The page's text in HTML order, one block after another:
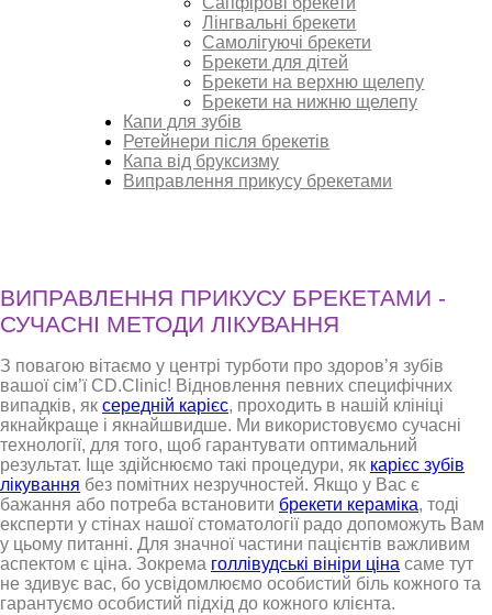
Лінгвальні брекети
Самолігуючі брекети
Брекети для дітей
Брекети на верхню щелепу
Брекети на нижню щелепу
Капи для зубів
Ретейнери після брекетів
Капа від бруксизму
Виправлення прикусу брекетами
ВИПРАВЛЕННЯ ПРИКУСУ БРЕКЕТАМИ -
СУЧАСНІ МЕТОДИ ЛІКУВАННЯ
З повагою вітаємо у центрі турботи про здоров’я зубів
вашої сім’ї CD.Clinic! Відновлення певних специфічних
випадків, як середній карієс, проходить в нашій клініці
якнайкраще і якнайшвидше. Ми використовуємо сучасні
технології, для того, щоб гарантувати оптимальний
результат. Іще здійснюємо такі процедури, як карієс зубів
лікування без помітних незручностей. Якщо у Вас є
бажання або потреба встановити брекети кераміка, тоді
експерти у стінах нашої стоматології радо допоможуть Вам
у цьому питанні. Для значної частини пацієнтів важливим
аспектом є ціна. Зокрема голлівудські вініри ціна саме тут
не здивує вас, бо усвідомлюємо особистий біль кожного та
гарантуємо особистий підхід до кожного клієнта.